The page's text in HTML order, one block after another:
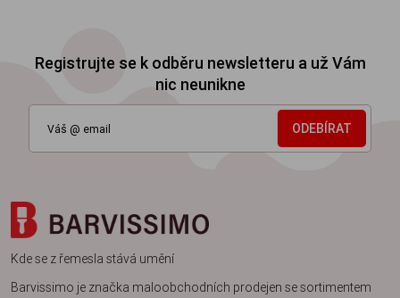
Registrujte se k odběru newsletteru a už Vám
nic neunikne
ODEBÍRAT
Kde se z řemesla stává umění
Barvissimo je značka maloobchodních prodejen se sortimentem